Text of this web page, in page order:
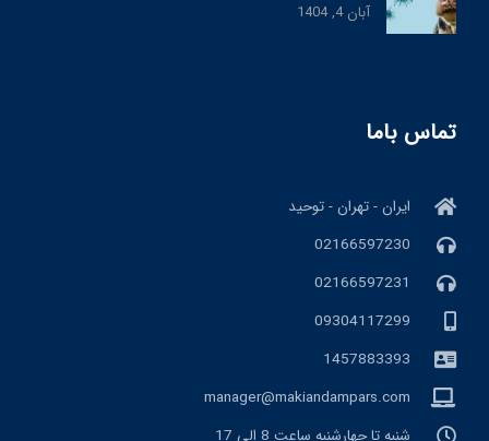
آبان 4, 1404
تماس باما
ایران - تهران - توحید
02166597230
02166597231
09304117299
1457883393
manager@makiandampars.com
شنبه تا چهارشنبه ساعت 8 الی 17